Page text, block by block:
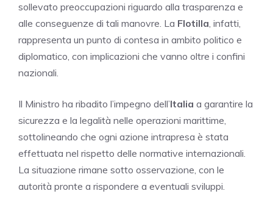
sollevato preoccupazioni riguardo alla trasparenza e
alle conseguenze di tali manovre. La Flotilla, infatti,
rappresenta un punto di contesa in ambito politico e
diplomatico, con implicazioni che vanno oltre i confini
nazionali.
Il Ministro ha ribadito l’impegno dell’Italia a garantire la
sicurezza e la legalità nelle operazioni marittime,
sottolineando che ogni azione intrapresa è stata
effettuata nel rispetto delle normative internazionali.
La situazione rimane sotto osservazione, con le
autorità pronte a rispondere a eventuali sviluppi.